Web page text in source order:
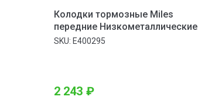
Колодки тормозные Miles
передние Низкометаллические
MERCEDES-BENZ SPRINTER
SKU: E400295
2 243 ₽